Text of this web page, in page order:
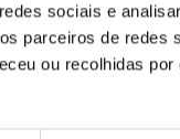
sociais e
parceiros de redes
ou recolhidas por